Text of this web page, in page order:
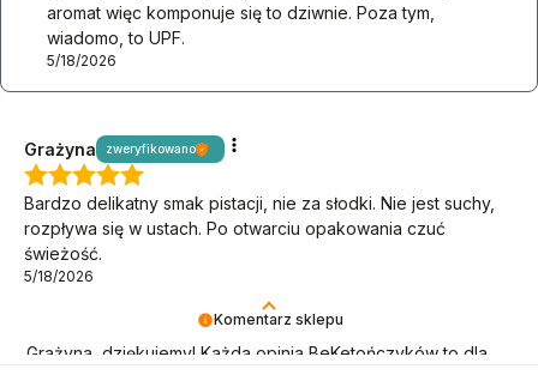
aromat więc komponuje się to dziwnie. Poza tym,
wiadomo, to UPF.
5/18/2026
Komentarz sklepu
Grażyna, dziękujemy! Każda opinia BeKetończyków to dla
Grażyna zweryfikowano
Bardzo delikatny smak pistacji, nie za słodki. Nie jest suchy,
rozpływa się w ustach. Po otwarciu opakowania czuć
świeżość.
5/18/2026